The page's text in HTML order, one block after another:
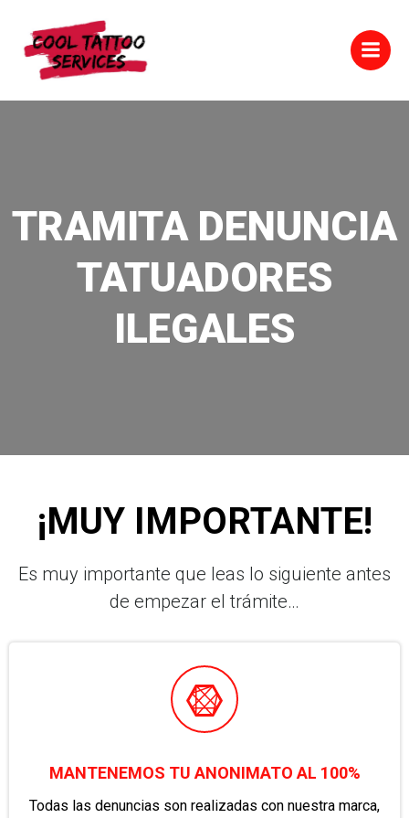
TRAMITA DENUNCIA
TATUADORES
ILEGALES
¡MUY IMPORTANTE!
Es muy importante que leas lo siguiente antes
de empezar el trámite…
MANTENEMOS TU ANONIMATO AL 100%
Todas las denuncias son realizadas con nuestra marca,